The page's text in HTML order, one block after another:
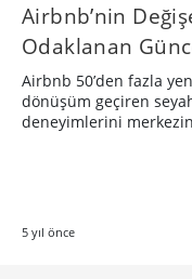
Airbnb’nin
Odaklanan
Airbnb 50’den fazla
dönüşüm geçiren
deneyimlerini
5 yıl önce